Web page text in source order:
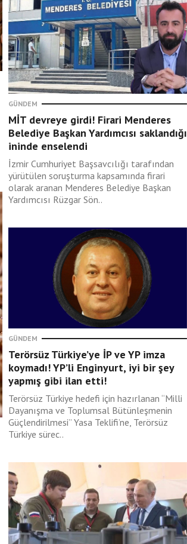
GÜNDEM
MİT devreye girdi! Firari Menderes
Belediye Başkan Yardımcısı saklandığı
ininde enselendi
İzmir Cumhuriyet Başsavcılığı tarafından
yürütülen soruşturma kapsamında firari
olarak aranan Menderes Belediye Başkan
Yardımcısı Rüzgar Sön..
GÜNDEM
Terörsüz Türkiye’ye İP ve YP imza
koymadı! YP’li Enginyurt, iyi bir şey
yapmış gibi ilan etti!
Terörsüz Türkiye hedefi için hazırlanan “Milli
Dayanışma ve Toplumsal Bütünleşmenin
Güçlendirilmesi” Yasa Teklifi’ne, Terörsüz
Türkiye sürec..